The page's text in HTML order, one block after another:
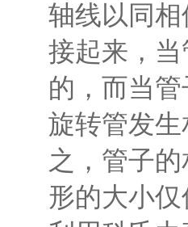
轴线以同
接起来，
的，而当
旋转管发
之，管子
形的大小